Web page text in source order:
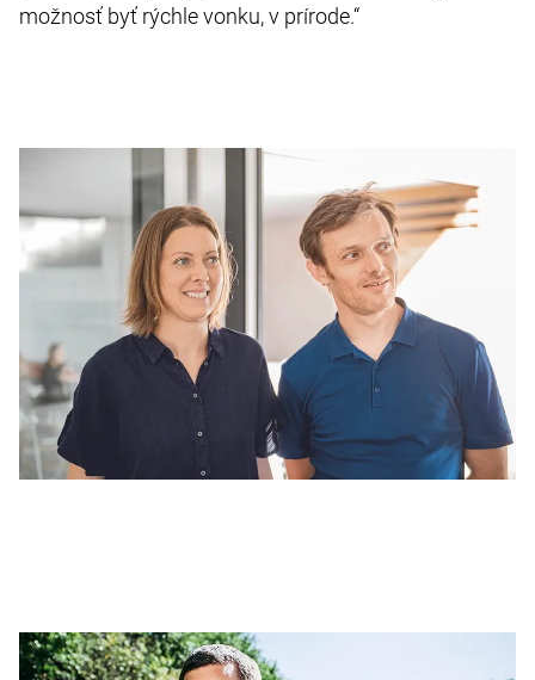
možnosť byť rýchle vonku, v prírode.“